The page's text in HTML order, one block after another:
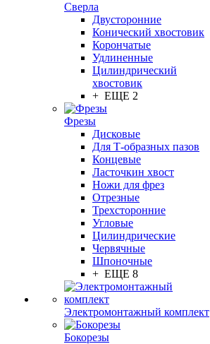
Сверла
Двусторонние
Конический хвостовик
Корончатые
Удлиненные
Цилиндрический
хвостовик
+ ЕЩЕ 2
Фрезы
Дисковые
Для Т-образных пазов
Концевые
Ласточкин хвост
Ножи для фрез
Отрезные
Трехсторонние
Угловые
Цилиндрические
Червячные
Шпоночные
+ ЕЩЕ 8
Электромонтажный комплект
Бокорезы